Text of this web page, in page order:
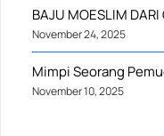
BAJU MOESLIM DARI
November 24, 2025
Mimpi Seorang
November 10, 2025